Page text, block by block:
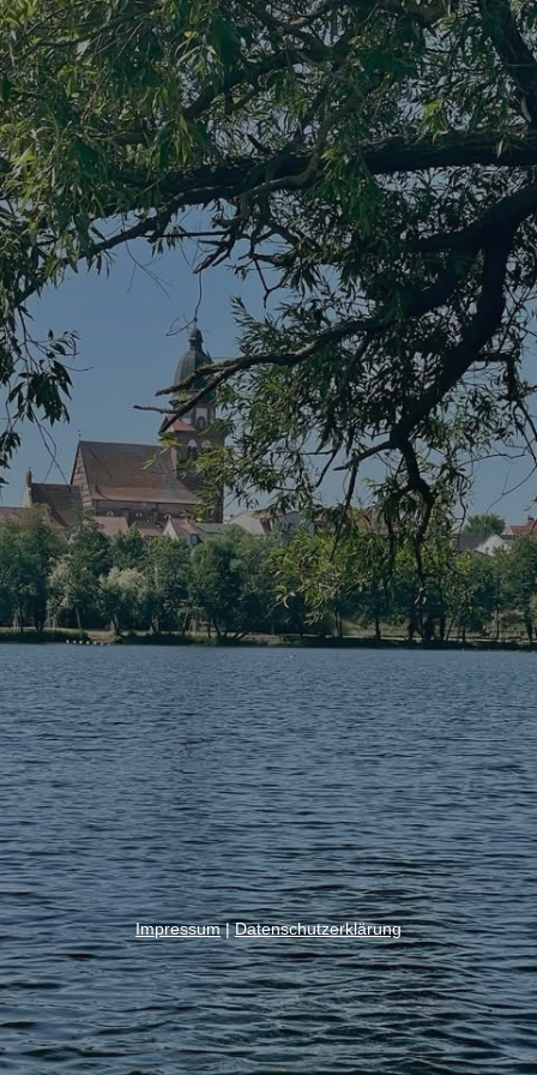
Impressum|Datenschutzerklärung